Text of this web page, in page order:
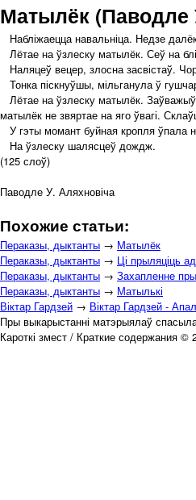
Матылёк (Паводле
Набліжаецца навальніца. Недзе
Лётае на ўзлеску матылёк. Сеў на
Наляцеў вецер, злосна засвістаў.
Тонка піскнуўшы, мільганула ў
Лётае на ўзлеску матылёк.
матылёк не звяртае на яго ўвагі.
У гэты момант буйная кропля ўпала
На ўзлеску шалясцеў дождж.
(125 слоў)
Паводле У. Аляхновіча
Похожие статьи:
Пераказы, дыктанты → Матылёк
Пераказы, дыктанты → Ці прыляціць
Пераказы, дыктанты → Захапленне
Пераказы, дыктанты → Матылькі
Віктар Гардзей → Віктар Гардзей -
Пры выкарыстанні матэрыялаў
Кароткі змест / Краткие содержания ©